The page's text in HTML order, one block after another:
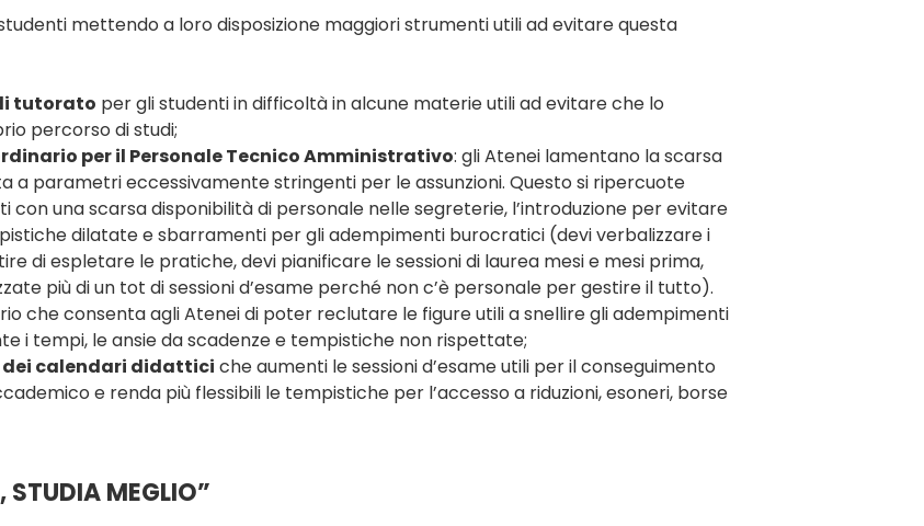
mettendo a loro disposizione maggiori strumenti utili ad evitare questa
tutorato per gli studenti in difficoltà in alcune materie utili ad evitare che lo
percorso di studi;
per il Personale Tecnico Amministrativo: gli Atenei lamentano la scarsa
a parametri eccessivamente stringenti per le assunzioni. Questo si ripercuote
con una scarsa disponibilità di personale nelle segreterie, l’introduzione per evitare
dilatate e sbarramenti per gli adempimenti burocratici (devi verbalizzare i
di espletare le pratiche, devi pianificare le sessioni di laurea mesi e mesi prima,
più di un tot di sessioni d’esame perché non c’è personale per gestire il tutto).
che consenta agli Atenei di poter reclutare le figure utili a snellire gli adempimenti
i tempi, le ansie da scadenze e tempistiche non rispettate;
dei calendari didattici che aumenti le sessioni d’esame utili per il conseguimento
e renda più flessibili le tempistiche per l’accesso a riduzioni, esoneri, borse
STUDIA MEGLIO”